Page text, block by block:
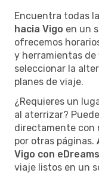
Encuentra todas
hacia Vigo en un
ofrecemos
y herramientas
seleccionar la
planes de viaje.
¿Requieres un
al aterrizar?
directamente con
por otras páginas.
Vigo con eDreams
viaje listos en un